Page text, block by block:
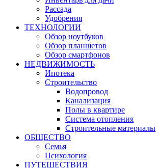
Рассада
Удобрения
ТЕХНОЛОГИИ
Обзор ноутбуков
Обзор планшетов
Обзор смартфонов
НЕДВИЖИМОСТЬ
Ипотека
Строительство
Водопровод
Канализация
Полы в квартире
Система отопления
Строительные материалы
ОБЩЕСТВО
Семья
Психология
ПУТЕШЕСТВИЯ